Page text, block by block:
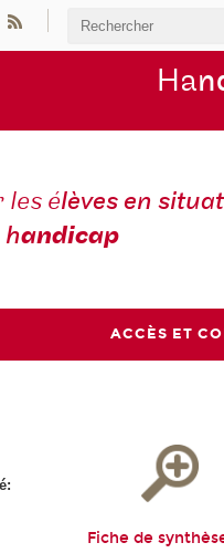
Ha
élèves en
handicap
ACCÈS ET
Fiche de